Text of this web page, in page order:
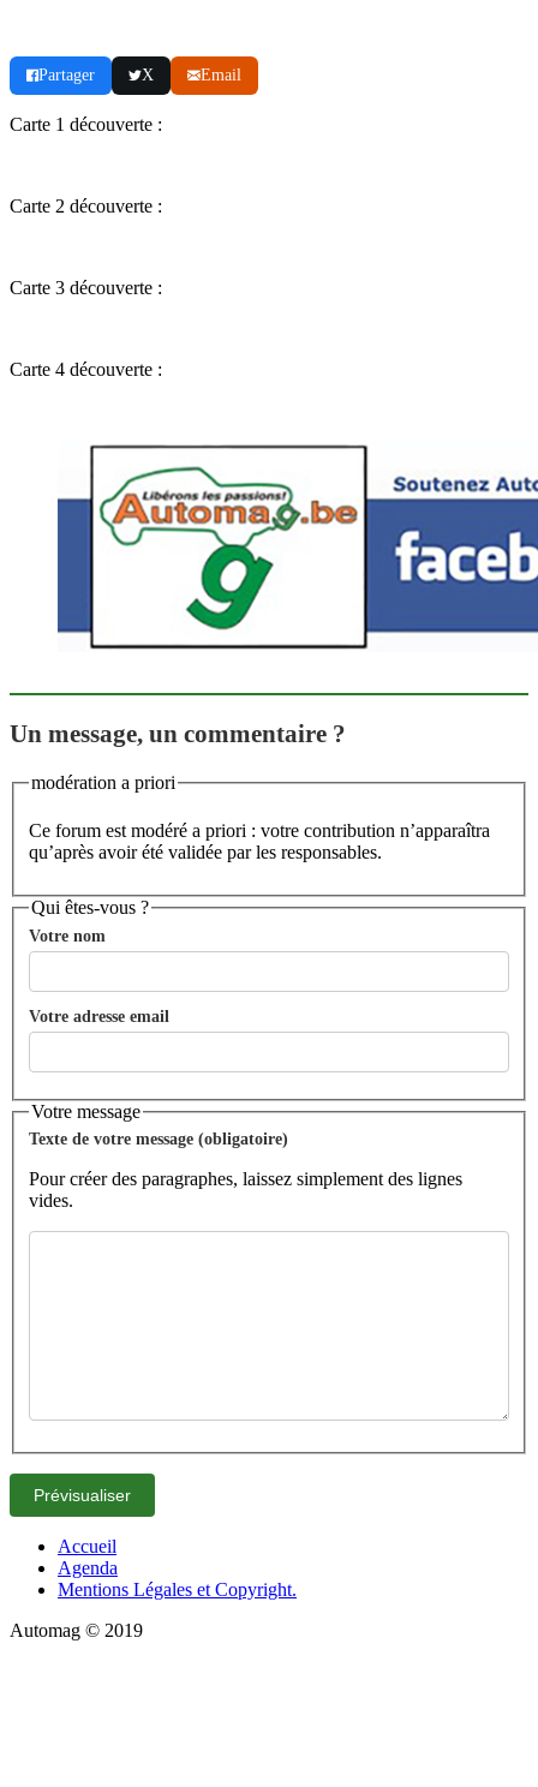
Partager X Email
Carte 1 découverte :
Carte 2 découverte :
Carte 3 découverte :
Carte 4 découverte :
Un message, un commentaire ?
modération a priori
Ce forum est modéré a priori : votre contribution n’apparaîtra
qu’après avoir été validée par les responsables.
Qui êtes-vous ?
Votre nom
Votre adresse email
Votre message
Texte de votre message (obligatoire)
Pour créer des paragraphes, laissez simplement des lignes
vides.
Accueil
Agenda
Mentions Légales et Copyright.
Automag © 2019